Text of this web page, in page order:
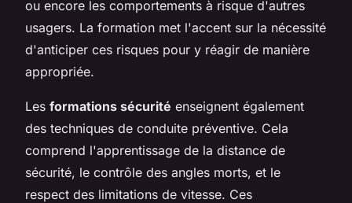
ou encore les comportements à risque d'autres
usagers. La formation met l'accent sur la nécessité
d'anticiper ces risques pour y réagir de manière
appropriée.
Les formations sécurité enseignent également
des techniques de conduite préventive. Cela
comprend l'apprentissage de la distance de
sécurité, le contrôle des angles morts, et le
respect des limitations de vitesse. Ces